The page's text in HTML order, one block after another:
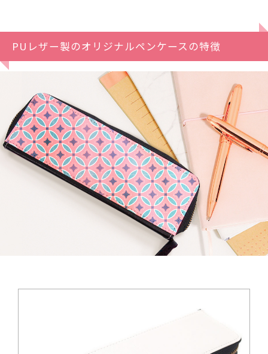
PUレザー製のオリジナルペンケースの特徴